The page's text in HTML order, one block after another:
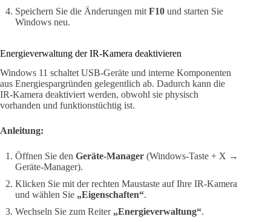
Speichern Sie die Änderungen mit F10 und starten Sie
Windows neu.
Energieverwaltung der IR-Kamera deaktivieren
Windows 11 schaltet USB-Geräte und interne Komponenten
aus Energiespargründen gelegentlich ab. Dadurch kann die
IR-Kamera deaktiviert werden, obwohl sie physisch
vorhanden und funktionstüchtig ist.
Anleitung:
Öffnen Sie den Geräte-Manager (Windows-Taste + X →
Geräte-Manager).
Klicken Sie mit der rechten Maustaste auf Ihre IR-Kamera
und wählen Sie „Eigenschaften“.
Wechseln Sie zum Reiter „Energieverwaltung“.